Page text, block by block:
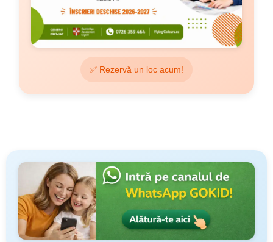
✅ Rezervă un loc acum!